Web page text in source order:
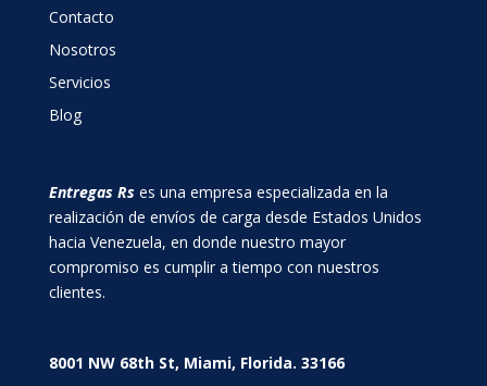
Contacto
Nosotros
Servicios
Blog
Entregas Rses una empresa especializada en la
realización de envíos de carga desde Estados Unidos
hacia Venezuela, en donde nuestro mayor
compromiso es cumplir a tiempo con nuestros
clientes.
8001 NW 68th St, Miami, Florida. 33166